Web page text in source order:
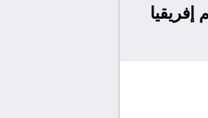
كأس أمم إفريقيا